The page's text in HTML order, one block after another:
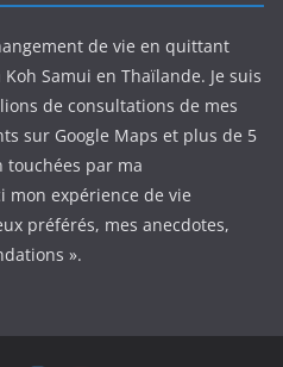
de vie en quittant
Samui en Thaïlande. Je suis
de consultations de mes
sur Google Maps et plus de 5
touchées par ma
mon expérience de vie
préférés, mes anecdotes,
».